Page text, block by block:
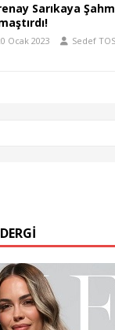
Sarıkaya
Ocak 2023 Sedef